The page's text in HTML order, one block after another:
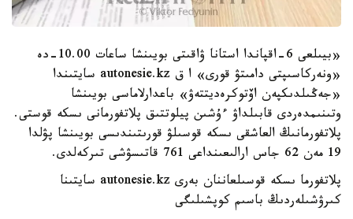
«بيىلعى 6-اقپاندا استانا ۋاقىتى بويىنشا ساعات 10.00-دە
«ونەركاسىپتى دامىتۋ قورى» ا ق autonesie.kz سايتىندا
«جەڭىلدىكپەن اۆتوكرەديتتەۋ» باعدارلاماسى بويىنشا
وتىنىمدەردى قابىلداۋ ءۇشىن پيلوتتىق پلاتفورمانى ىسكە قوستى.
پلاتفورمانىڭ العاشقى ىسكە قوسىلۋ قورىتىندىسى بويىنشا پۋلدا
19 مەن 62 جاس ارالىعىنداعى 761 قاتىسۋشى تىركەلدى.
پلاتفورما ىسكە قوسىلعاننان بەرى autonesie.kz سايتىنا
كىرۋشىلەردىڭ باسىم كوپشىلىگى